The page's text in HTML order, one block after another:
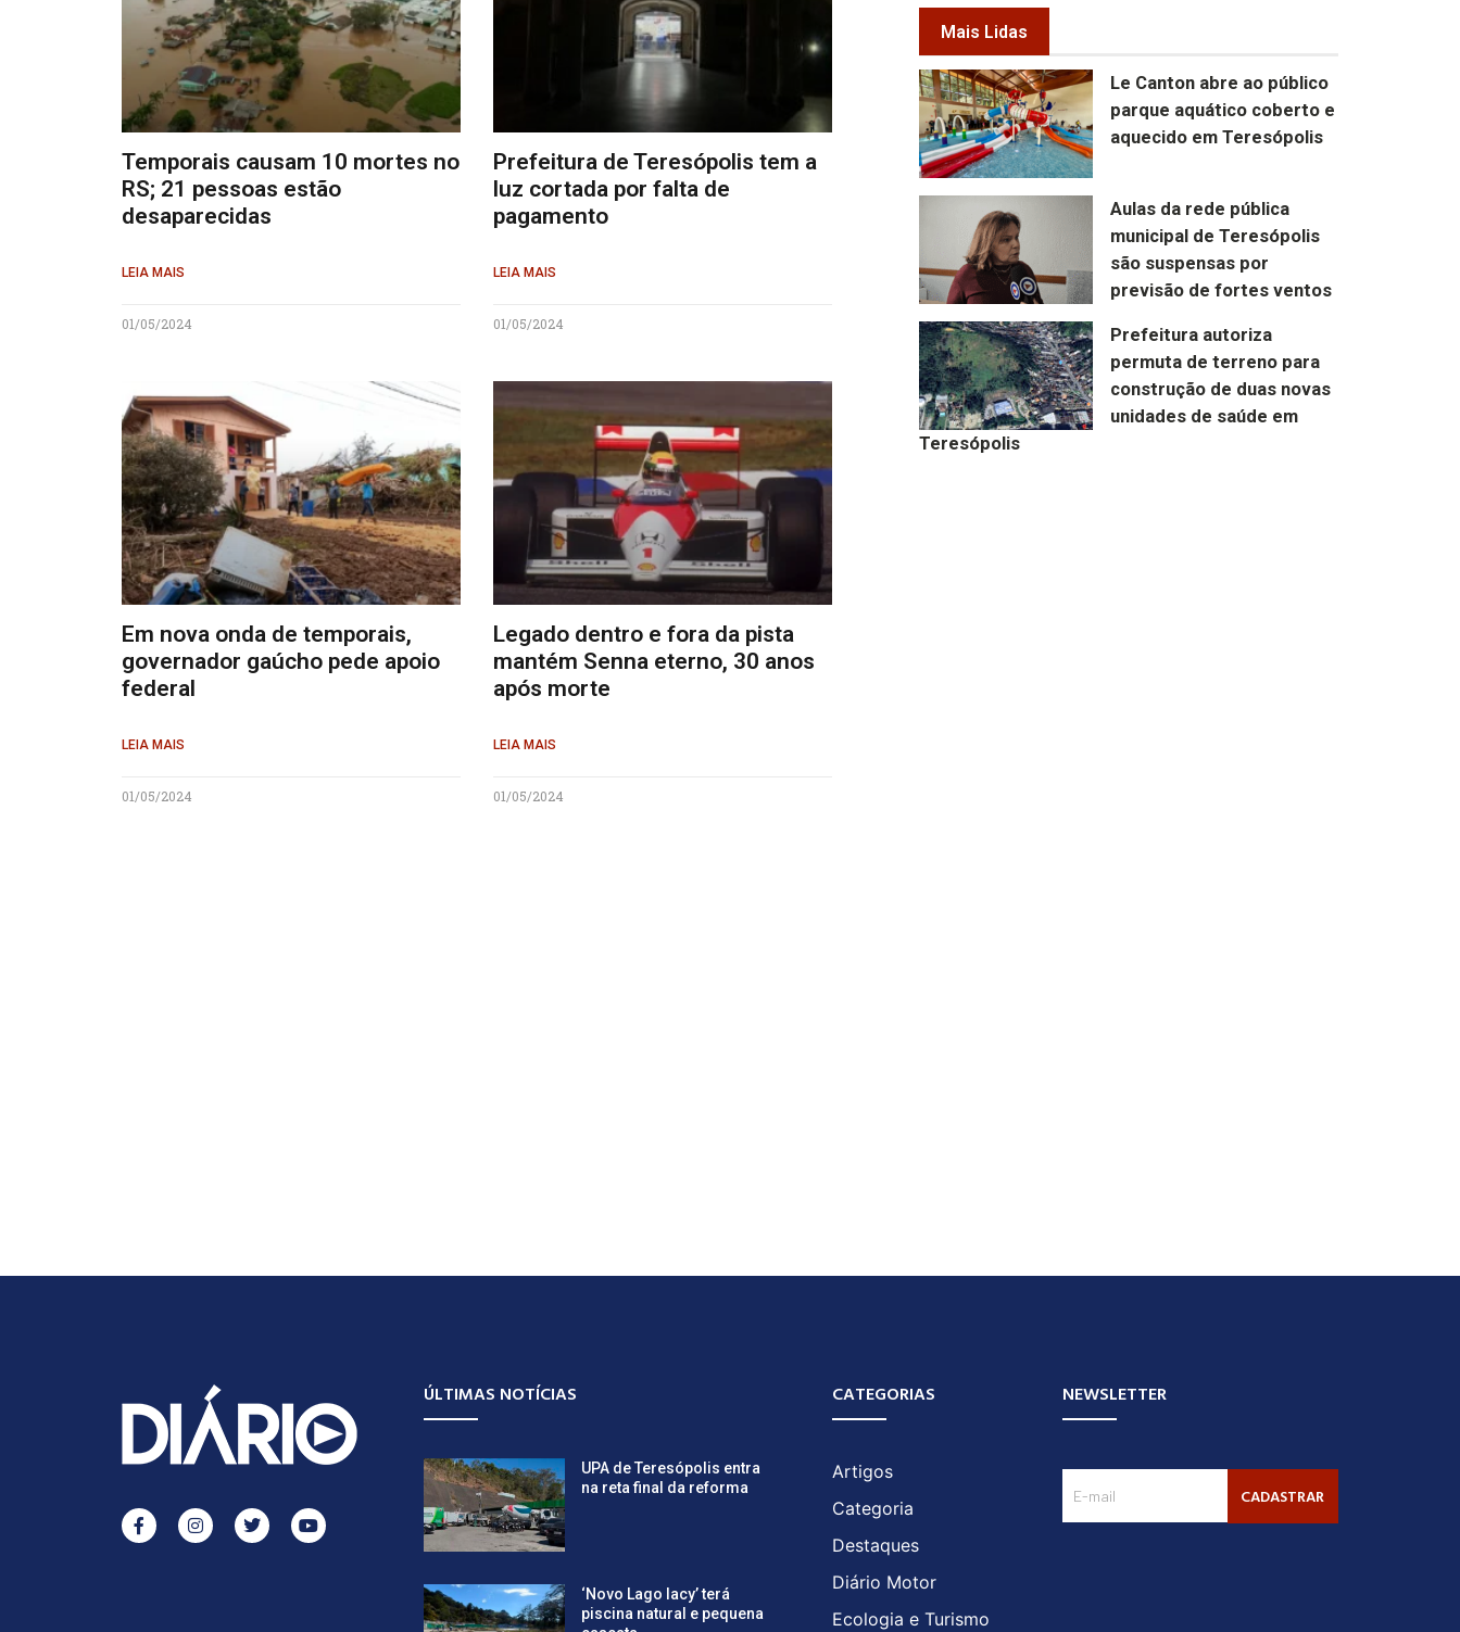
Temporais causam 10 mortes no
RS; 21 pessoas estão
desaparecidas
LEIA MAIS
01/05/2024
Prefeitura de Teresópolis tem a
luz cortada por falta de
pagamento
LEIA MAIS
01/05/2024
Em nova onda de temporais,
governador gaúcho pede apoio
federal
LEIA MAIS
01/05/2024
Legado dentro e fora da pista
mantém Senna eterno, 30 anos
após morte
LEIA MAIS
01/05/2024
Mais Lidas
Le Canton abre ao público
parque aquático coberto e
aquecido em Teresópolis
Aulas da rede pública
municipal de Teresópolis
são suspensas por
previsão de fortes ventos
Prefeitura autoriza
permuta de terreno para
construção de duas novas
unidades de saúde em
Teresópolis
ÚLTIMAS NOTÍCIAS
UPA de Teresópolis entra
na reta final da reforma
‘Novo Lago Iacy’ terá
piscina natural e pequena
CATEGORIAS
Artigos
Categoria
Destaques
Diário Motor
Ecologia e Turismo
NEWSLETTER
CADASTRAR